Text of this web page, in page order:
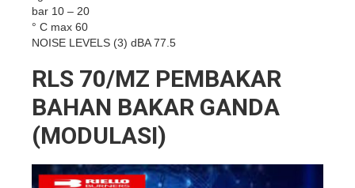
bar 10 – 20
° C max 60
NOISE LEVELS (3) dBA 77.5
RLS 70/MZ PEMBAKAR
BAHAN BAKAR GANDA
(MODULASI)